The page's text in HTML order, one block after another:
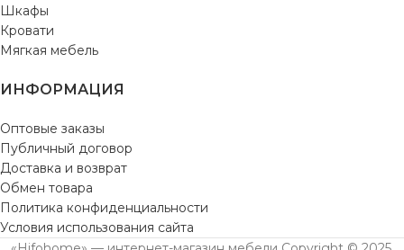
Шкафы
Кровати
Мягкая мебель
ИНФОРМАЦИЯ
Оптовые заказы
Публичный договор
Доставка и возврат
Обмен товара
Политика конфиденциальности
Условия использования сайта